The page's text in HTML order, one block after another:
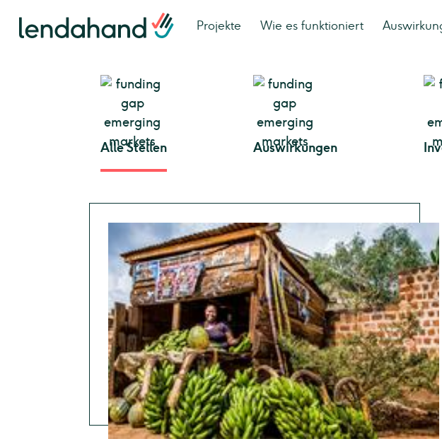
Projekte Wie es funktioniert
Alle Stellen Auswirkungen